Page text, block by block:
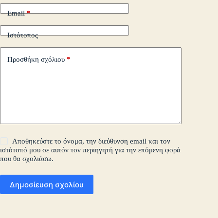
Email*
Ιστότοπος
Προσθήκη σχόλιου *
Αποθηκεύστε το όνομα, την διεύθυνση email και τον
ιστότοπό μου σε αυτόν τον περιηγητή για την επόμενη φορά
που θα σχολιάσω.
Δημοσίευση σχολίου